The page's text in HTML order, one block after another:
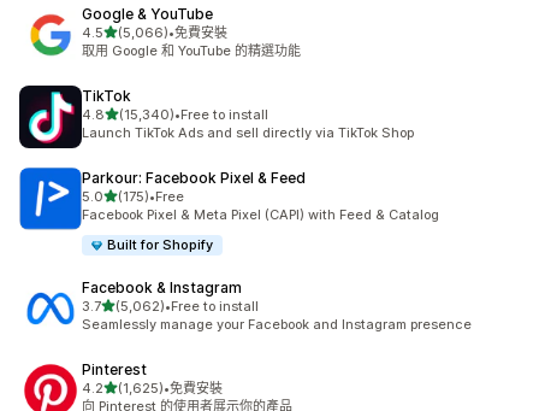
Google & YouTube
4.5滿分 5 顆星
(5,066)
共有 5066 則評價
•免費安裝
取用 Google 和 YouTube 的精選功能
TikTok
4.8滿分 5 顆星
(15,340)
共有 15340 則評價
•Free to install
Launch TikTok Ads and sell directly via TikTok Shop
Parkour: Facebook Pixel & Feed
5.0滿分 5 顆星
(175)
共有 175 則評價
•Free
Facebook Pixel & Meta Pixel (CAPI) with Feed & Catalog
Built for Shopify
Facebook & Instagram
3.7滿分 5 顆星
(5,062)
共有 5062 則評價
•Free to install
Seamlessly manage your Facebook and Instagram presence
Pinterest
4.2滿分 5 顆星
(1,625)
共有 1625 則評價
•免費安裝
向 Pinterest 的使用者展示你的產品